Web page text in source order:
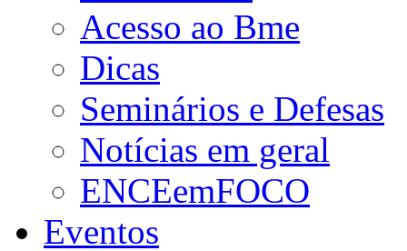
Acesso ao Bme
Dicas
Seminários e Defesas
Notícias em geral
ENCEemFOCO
Eventos